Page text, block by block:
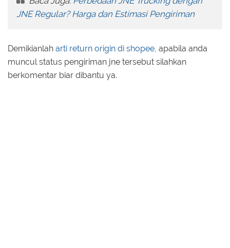
JNE Regular? Harga dan Estimasi Pengiriman
Demikianlah arti return origin di shopee, apabila anda
muncul status pengiriman jne tersebut silahkan
berkomentar biar dibantu ya.